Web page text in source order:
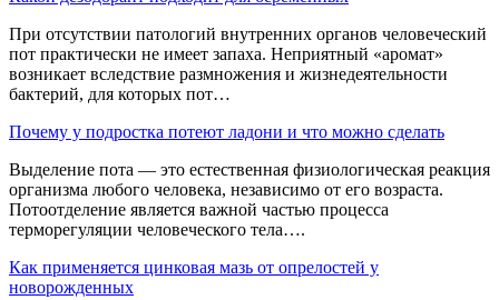
При отсутствии патологий внутренних органов человеческий
пот практически не имеет запаха. Неприятный «аромат»
возникает вследствие размножения и жизнедеятельности
бактерий, для которых пот…
Почему у подростка потеют ладони и что можно сделать
Выделение пота — это естественная физиологическая реакция
организма любого человека, независимо от его возраста.
Потоотделение является важной частью процесса
терморегуляции человеческого тела….
Как применяется цинковая мазь от опрелостей у
новорожденных